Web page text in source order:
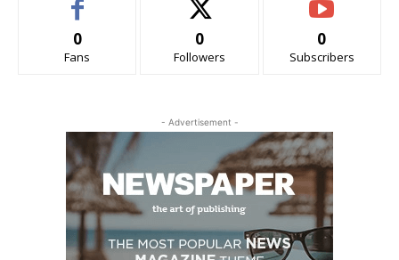
0
Fans
0
Followers
0
Subscribers
- Advertisement -